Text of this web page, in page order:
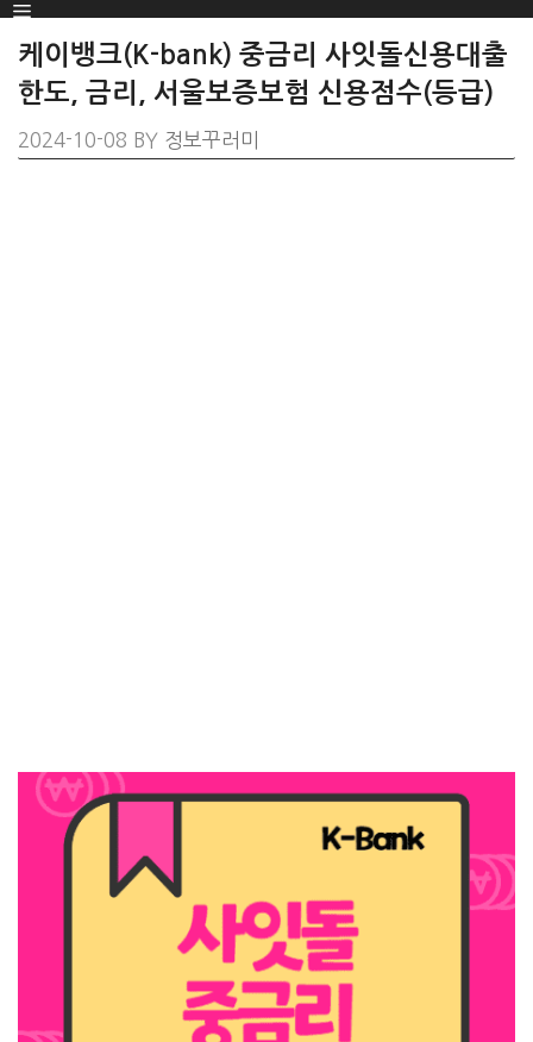
SKIP
TO
CONTENT
Menu
케이뱅크(K-bank) 중금리 사잇돌신용대출
한도, 금리, 서울보증보험 신용점수(등급)
2024-10-08 BY 정보꾸러미